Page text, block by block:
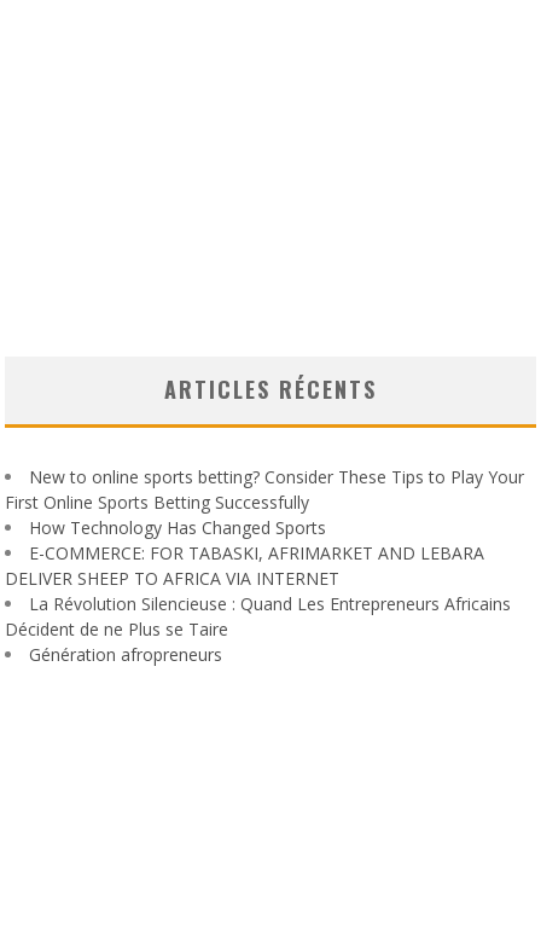
ARTICLES RÉCENTS
New to online sports betting? Consider These Tips to Play Your
First Online Sports Betting Successfully
How Technology Has Changed Sports
E-COMMERCE: FOR TABASKI, AFRIMARKET AND LEBARA
DELIVER SHEEP TO AFRICA VIA INTERNET
La Révolution Silencieuse : Quand Les Entrepreneurs Africains
Décident de ne Plus se Taire
Génération afropreneurs